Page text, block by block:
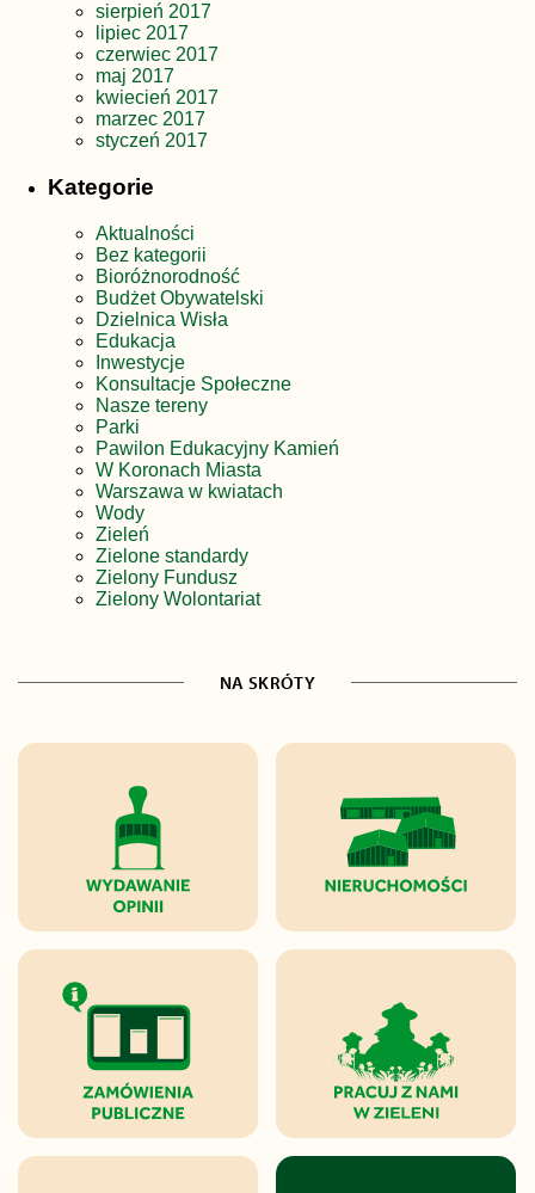
sierpień 2017
lipiec 2017
czerwiec 2017
maj 2017
kwiecień 2017
marzec 2017
styczeń 2017
Kategorie
Aktualności
Bez kategorii
Bioróżnorodność
Budżet Obywatelski
Dzielnica Wisła
Edukacja
Inwestycje
Konsultacje Społeczne
Nasze tereny
Parki
Pawilon Edukacyjny Kamień
W Koronach Miasta
Warszawa w kwiatach
Wody
Zieleń
Zielone standardy
Zielony Fundusz
Zielony Wolontariat
NA SKRÓTY